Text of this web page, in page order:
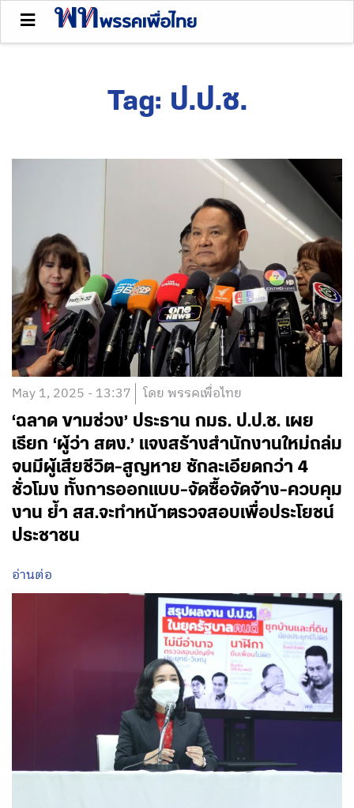
Tag: ป.ป.ช.
May 1, 2025 - 13:37 โดย พรรคเพื่อไทย
‘ฉลาด ขามช่วง’ ประธาน กมธ. ป.ป.ช. เผย
เรียก ‘ผู้ว่า สตง.’ แจงสร้างสำนักงานใหม่ถล่ม
จนมีผู้เสียชีวิต-สูญหาย ซักละเอียดกว่า 4
ชั่วโมง ทั้งการออกแบบ-จัดซื้อจัดจ้าง-ควบคุม
งาน ย้ำ สส.จะทำหน้าตรวจสอบเพื่อประโยชน์
ประชาชน
อ่านต่อ